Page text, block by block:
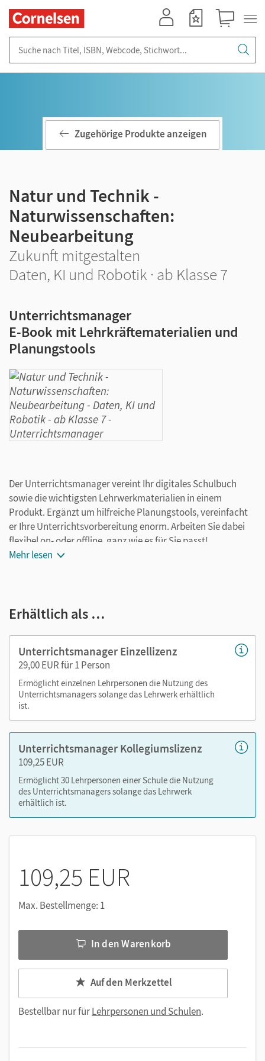
Zugehörige Produkte anzeigen
Natur und Technik -
Naturwissenschaften:
Neubearbeitung
Zukunft mitgestalten
Daten, KI und Robotik · ab Klasse 7
Unterrichtsmanager
E-Book mit Lehrkräftematerialien und
Planungstools
Der Unterrichtsmanager vereint Ihr digitales Schulbuch
sowie die wichtigsten Lehrwerkmaterialien in einem
Produkt. Ergänzt um hilfreiche Planungstools, vereinfacht
er Ihre Unterrichtsvorbereitung enorm. Arbeiten Sie dabei
flexibel on- oder offline, ganz wie es für Sie passt!
alle Medien, die über die QR-Codes im Themenheft
Themenheft
Glossare mit den wichtigsten Fachbegriffen zu jedem
Unterkapitel
Videos und bewegte Bilder
Programmiervorlagen
Arbeitsblätter als Hilfe für ausgewählte Aufgaben im
Themenheft
Lerneinheiten zum eXperiBot
Kurse der World Robotik Olympiad (WRO)
Lösungen zu allen Aufgaben im Themenheft
Mehr lesen
Erhältlich als …
Unterrichtsmanager Einzellizenz
29,00 EUR für 1 Person
Ermöglicht einzelnen Lehrpersonen die Nutzung des
Unterrichtsmanagers solange das Lehrwerk erhältlich
ist.
Unterrichtsmanager Kollegiumslizenz
109,25 EUR
Ermöglicht 30 Lehrpersonen einer Schule die Nutzung
des Unterrichtsmanagers solange das Lehrwerk
erhältlich ist.
109,25 EUR
Max. Bestellmenge: 1
In den Warenkorb
Auf den Merkzettel
Bestellbar nur fürLehrpersonen und Schulen.